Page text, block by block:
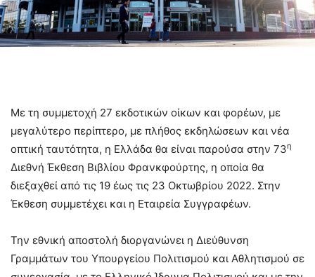
Με τη συμμετοχή 27 εκδοτικών οίκων και φορέων, με
μεγαλύτερο περίπτερο, με πλήθος εκδηλώσεων και νέα
οπτική ταυτότητα, η Ελλάδα θα είναι παρούσα στην 73η
Διεθνή Έκθεση Βιβλίου Φρανκφούρτης, η οποία θα
διεξαχθεί από τις 19 έως τις 23 Οκτωβρίου 2022. Στην
Έκθεση συμμετέχει και η Εταιρεία Συγγραφέων.
Την εθνική αποστολή διοργανώνει η Διεύθυνση
Γραμμάτων του Υπουργείου Πολιτισμού και Αθλητισμού σε